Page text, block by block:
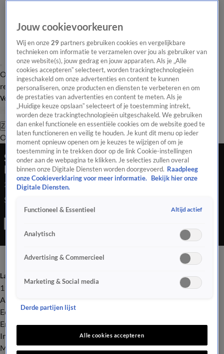
Overzicht Laatste nieuws Regionieuws Het beste van Hart
Tip de
redactie
Volg Hart van Nederland
Zoeken
OverzichtRegioUitzendingenWeerTip de redactiePanelVideo's
Storm op komst: Louis trekt vanavond over het
land
22 feb 2024, 07:47
Storm op komst: Louis trekt vanavond over het land
Laatste nieuws
112
Advies & Tips
Economie
Entertainment
Infrastructuur
Milieu en Gezondheid
Jouw cookievoorkeuren
Wij en onze29 partners gebruiken cookies en vergelijkbare
technieken om informatie te verzamelen over jou als gebruiker van
onze website(s), jouw gedrag en jouw apparaten. Als je „Alle
cookies accepteren” selecteert, worden trackingtechnologieën
ingeschakeld om onze advertenties en content te kunnen
personaliseren, onze producten en diensten te verbeteren en om
de prestaties van advertenties en content te meten. Als je
„Huidige keuze opslaan” selecteert of je toestemming intrekt,
worden deze trackingtechnologieën uitgeschakeld. We gebruiken
dan enkel functionele en essentiële cookies om de website goed te
laten functioneren en veilig te houden. Je kunt dit menu op ieder
moment opnieuw openen om je keuzes te wijzigen of om je
toestemming in te trekken door op de link Cookie-instellingen
onder aan de webpagina te klikken. Je selecties zullen overal
binnen onze Digitale Diensten worden doorgevoerd. Raadpleeg
onze Cookieverklaring voor meer informatie.
Bekijk hier onze
Digitale Diensten.
Functioneel & Essentieel Altijd actief
Analytisch
Advertising & Commercieel
Marketing & Social media
Derde partijen lijst
Alle cookies accepteren